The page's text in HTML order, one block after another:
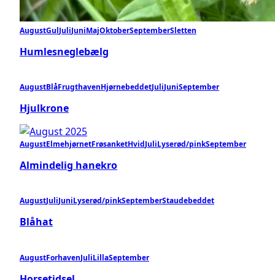
AugustGulJuliJuniMajOktoberSeptemberSletten
Humlesneglebælg
AugustBlåFrugthavenHjørnebeddetJuliJuniSeptember
Hjulkrone
AugustElmehjørnetFrøsanketHvidJuliLyserød/pinkSeptember
Almindelig hanekro
AugustJuliJuniLyserød/pinkSeptemberStaudebeddet
Blåhat
AugustForhavenJuliLillaSeptember